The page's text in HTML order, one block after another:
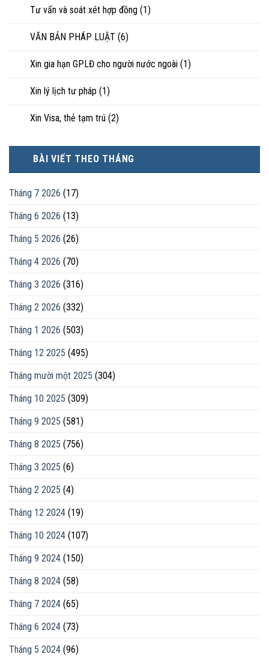
Tư vấn và soát xét hợp đồng (1)
VĂN BẢN PHÁP LUẬT (6)
Xin gia hạn GPLĐ cho người nước ngoài (1)
Xin lý lịch tư pháp (1)
Xin Visa, thẻ tạm trú (2)
BÀI VIẾT THEO THÁNG
Tháng 7 2026 (17)
Tháng 6 2026 (13)
Tháng 5 2026 (26)
Tháng 4 2026 (70)
Tháng 3 2026 (316)
Tháng 2 2026 (332)
Tháng 1 2026 (503)
Tháng 12 2025 (495)
Tháng mười một 2025 (304)
Tháng 10 2025 (309)
Tháng 9 2025 (581)
Tháng 8 2025 (756)
Tháng 3 2025 (6)
Tháng 2 2025 (4)
Tháng 12 2024 (19)
Tháng 10 2024 (107)
Tháng 9 2024 (150)
Tháng 8 2024 (58)
Tháng 7 2024 (65)
Tháng 6 2024 (73)
Tháng 5 2024 (96)